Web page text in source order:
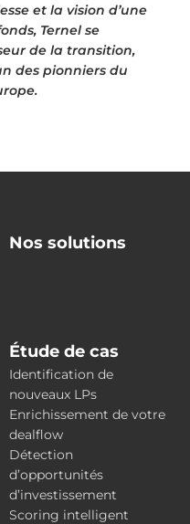
et la vision d’une
Ternel se
de la transition,
des pionniers du
Nos solutions
Étude de cas
Identification de
nouveaux LPs
Enrichissement de votre
dealflow
Détection
d’opportunités
d’investissement
Scoring intelligent